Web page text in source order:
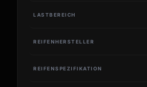
LASTBEREICH
REIFENHERSTELLER
REIFENSPEZIFIKATION